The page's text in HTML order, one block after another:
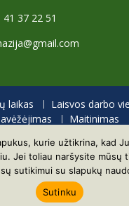
37 22 51
laikas
Laisvos darbo
Maitinimas
Visos teisės saugomos
by WordPress |
WEN Themes
kurie užtikrina, kad
Jei toliau naršysite mūsų
sutikimui su slapukų
Sutinku